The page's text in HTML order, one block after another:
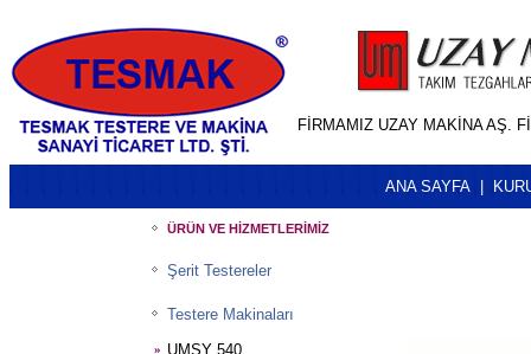
FİRMAMIZ UZAY MAKİNA AŞ.
ANA SAYFA
ÜRÜN VE HİZMETLERİMİZ
Şerit Testereler
Testere Makinaları
» UMSY 540